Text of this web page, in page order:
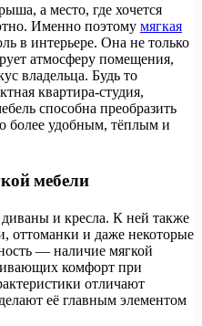
а место, где хочется
Именно поэтому мягкая
в интерьере. Она не только
атмосферу помещения,
владельца. Будь то
квартира-студия,
способна преобразить
более удобным, тёплым и
мебели
и кресла. К ней также
оттоманки и даже некоторые
— наличие мягкой
комфорт при
отличают
её главным элементом